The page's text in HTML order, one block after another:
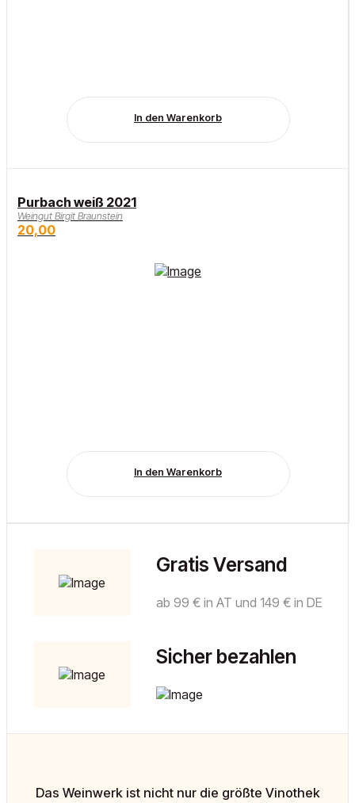
In den Warenkorb
Purbach weiß 2021
Weingut Birgit Braunstein
20,00
In den Warenkorb
Gratis Versand
ab 99 € in AT und 149 € in DE
Sicher bezahlen
Das Weinwerk ist nicht nur die größte Vinothek